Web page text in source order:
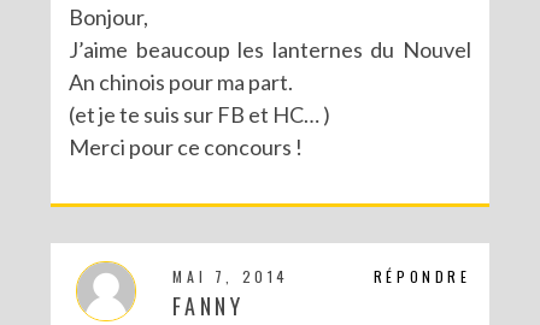
Bonjour,
J’aime beaucoup les lanternes du Nouvel
An chinois pour ma part.
(et je te suis sur FB et HC… )
Merci pour ce concours !
RÉPONDRE
MAI 7, 2014
FANNY